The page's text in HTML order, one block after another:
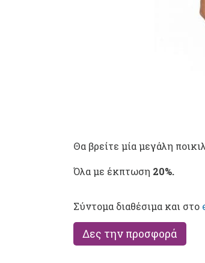
Θα βρείτε μία μεγάλη
Όλα με έκπτωση 20%.
Σύντομα διαθέσιμα και στο
Δες την προσφορά